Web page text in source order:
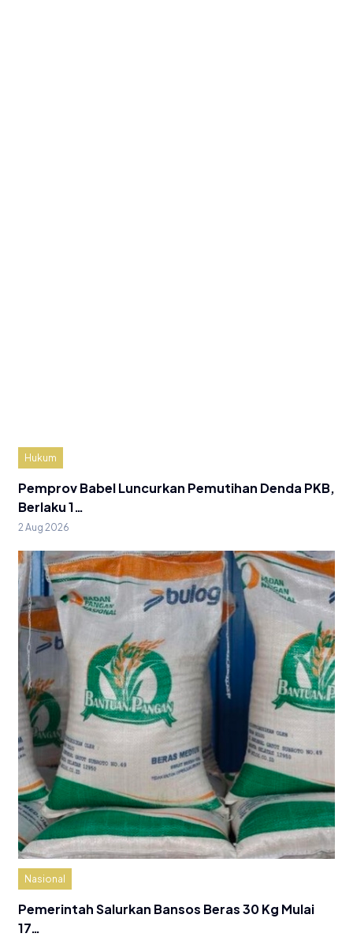
Hukum
Pemprov Babel Luncurkan Pemutihan Denda PKB,
Berlaku 1…
2 Aug 2026
Nasional
Pemerintah Salurkan Bansos Beras 30 Kg Mulai
17…